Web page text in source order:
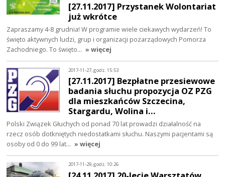
[27.11.2017] Przystanek Wolontariat
już wkrótce
Zapraszamy 4-8 grudnia! W programie wiele ciekawych wydarzeń! To
święto aktywnych ludzi, grup i organizacji pozarządowych Pomorza
Zachodniego. To święto… » więcej
2017-11-27, godz. 15:53
[27.11.2017] Bezpłatne przesiewowe
badania słuchu propozycja OZ PZG
dla mieszkańców Szczecina,
Stargardu, Wolina i…
Polski Związek Głuchych od ponad 70 lat prowadzi działalność na
rzecz osób dotkniętych niedostatkami słuchu. Naszymi pacjentami są
osoby od 0 do 99 lat… » więcej
2017-11-29, godz. 10:26